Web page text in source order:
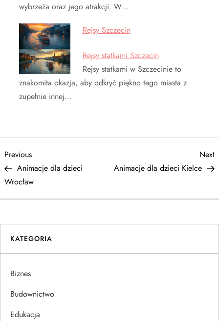
wybrzeża oraz jego atrakcji. W…
Rejsy Szczecin
Rejsy statkami Szczecin
Rejsy statkami w Szczecinie to
znakomita okazja, aby odkryć piękno tego miasta z
zupełnie innej…
N
a
w
i
g
a
c
Previous
Post
Previous
Animacje dla dzieci
Wrocław
Next
Animacje dla dzieci Kielce
KATEGORIA
Biznes
Budownictwo
Edukacja